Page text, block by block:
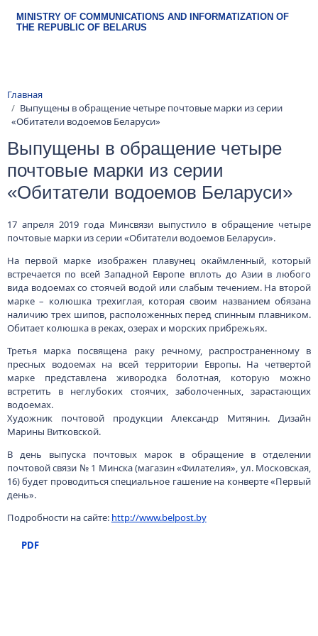
MINISTRY OF COMMUNICATIONS AND INFORMATIZATION OF
THE REPUBLIC OF BELARUS
Breadcrumb
Главная
Выпущены в обращение четыре почтовые марки из серии
«Обитатели водоемов Беларуси»
Выпущены в обращение четыре
почтовые марки из серии
«Обитатели водоемов Беларуси»
17 апреля 2019 года Минсвязи выпустило в обращение четыре
почтовые марки из серии «Обитатели водоемов Беларуси».
На первой марке изображен плавунец окаймленный, который
встречается по всей Западной Европе вплоть до Азии в любого
вида водоемах со стоячей водой или слабым течением. На второй
марке – колюшка трехиглая, которая своим названием обязана
наличию трех шипов, расположенных перед спинным плавником.
Обитает колюшка в реках, озерах и морских прибрежьях.
Третья марка посвящена раку речному, распространенному в
пресных водоемах на всей территории Европы. На четвертой
марке представлена живородка болотная, которую можно
встретить в неглубоких стоячих, заболоченных, зарастающих
водоемах.
Художник почтовой продукции Александр Митянин. Дизайн
Марины Витковской.
В день выпуска почтовых марок в обращение в отделении
почтовой связи № 1 Минска (магазин «Филателия», ул. Московская,
16) будет проводиться специальное гашение на конверте «Первый
день».
Подробности на сайте: http://www.belpost.by
PDF